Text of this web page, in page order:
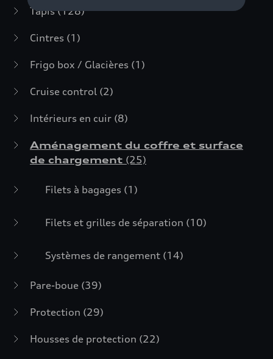
Tapis(128)
Cintres (1)
Frigo box / Glacières (1)
Cruise control (2)
Intérieurs en cuir (8)
Aménagement du coffre et surface
de chargement (25)
Filets à bagages (1)
Filets et grilles de séparation (10)
Systèmes de rangement (14)
Pare-boue (39)
Protection (29)
Housses de protection (22)